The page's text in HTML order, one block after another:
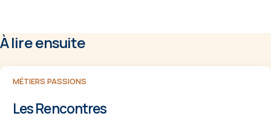
À lire ensuite
MÉTIERS PASSIONS
Les Rencontres